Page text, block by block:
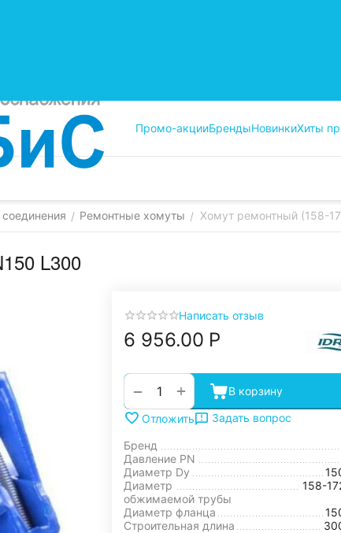
Промо-акцииБрендыНовинкиХиты
/ Ремонтные хомуты / Хомут ремонтный (158-
L300
Написать отзыв
6 956.00 Р
+
− В корзину
Отложить Задать вопрос
Бренд
Давление PN
Диаметр Dy
Диаметр
обжимаемой трубы
158-
Диаметр фланца
Строительная длина